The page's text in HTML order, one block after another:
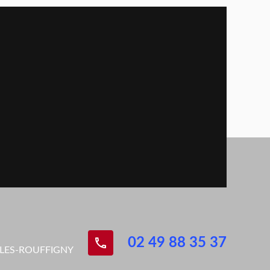
ROUFFIGNY phone 02 49 88 35 37